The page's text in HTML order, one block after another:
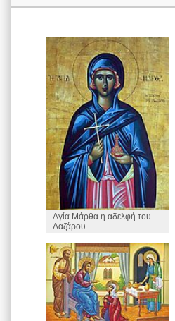
Αγία Μάρθα η αδελφή του
Λαζάρου